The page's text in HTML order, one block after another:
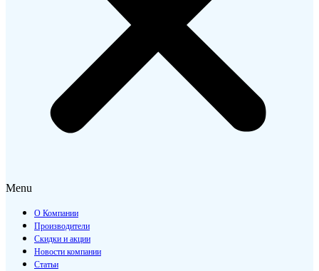
Menu
О Компании
Производители
Скидки и акции
Новости компании
Статьи